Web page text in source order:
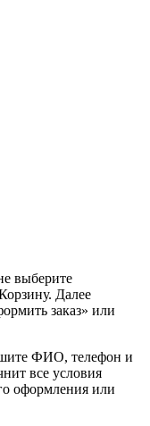
выберите
Далее
заказ» или
ФИО, телефон и
все условия
оформления или